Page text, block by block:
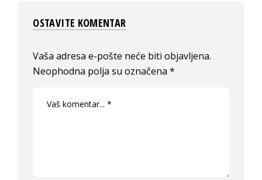
OSTAVITE KOMENTAR
Vaša adresa e-pošte neće biti objavljena.
Neophodna polja su označena*